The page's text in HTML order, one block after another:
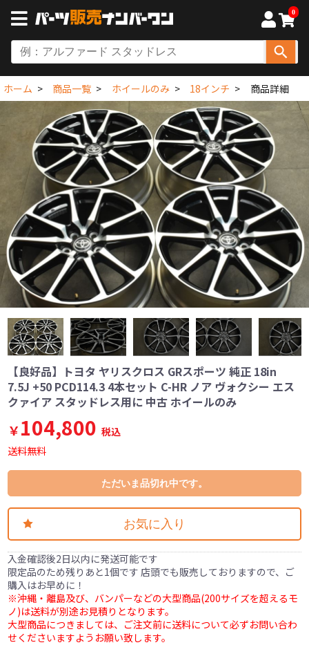
0
ホーム 商品一覧 ホイールのみ 18インチ 商品詳細
【良好品】トヨタ ヤリスクロス GRスポーツ 純正 18in
7.5J +50 PCD114.3 4本セット C-HR ノア ヴォクシー エス
クァイア スタッドレス用に 中古 ホイールのみ
￥104,800 税込
送料無料
ただいま品切れ中です。
お気に入り
入金確認後2日以内に発送可能です
限定品のため残りあと1個です 店頭でも販売しておりますので、ご
購入はお早めに！
※沖縄・離島及び、バンパーなどの大型商品(200サイズを超えるモ
ノ)は送料が別途お見積りとなります。
大型商品につきましては、ご注文前に送料について必ずお問い合わ
せくださいますようお願い致します。